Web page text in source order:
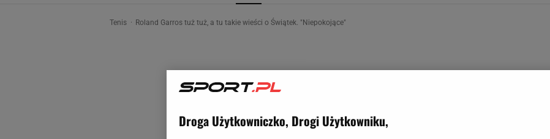
Tenis Roland Garros tuż tuż, a tu takie wieści o Świątek. "Niepokojące"
Droga Użytkowniczko, Drogi Użytkowniku,